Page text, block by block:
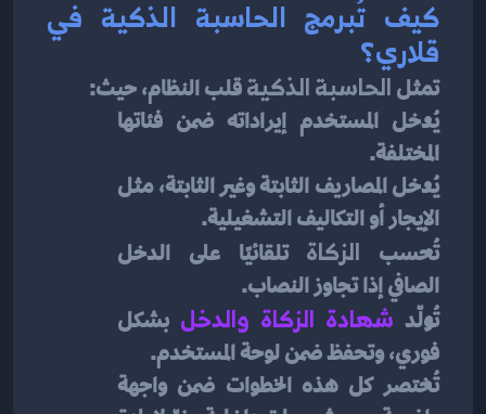
قلاري؟
تمثل الحاسبة الذكية قلب النظام، حيث:
المختلفة.
الإيجار أو التكاليف التشغيلية.
تُحسب الزكاة
الصافي إذا تجاوز النصاب.
تُولّد شهادة الزكاة والدخل
فوري، وتحفظ ضمن لوحة المستخدم.
تُختصر كل هذه الخطوات ضمن واجهة